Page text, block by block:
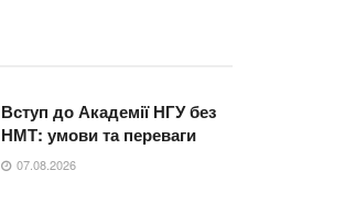
Вступ до Академії НГУ без
НМТ: умови та переваги
07.08.2026